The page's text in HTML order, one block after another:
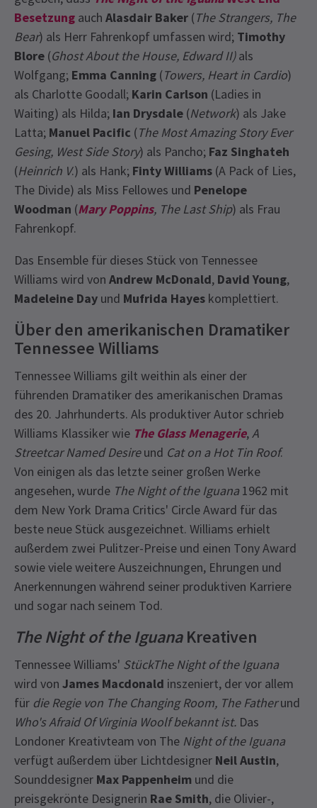
Besetzung auch Alasdair Baker (The Strangers, The
Bear) als Herr Fahrenkopf umfassen wird; Timothy
Blore (Ghost About the House, Edward II)als
Wolfgang; Emma Canning (Towers, Heart in Cardio)
als Charlotte Goodall; Karin Carlson (Ladies in
Waiting) als Hilda; Ian Drysdale (Network) als Jake
Latta; Manuel Pacific (The Most Amazing Story Ever
Gesing, West Side Story) als Pancho; Faz Singhateh
(Heinrich V.) als Hank; Finty Williams (A Pack of Lies,
The Divide) als Miss Fellowes und Penelope
Woodman (Mary Poppins, The Last Ship) als Frau
Fahrenkopf.
Das Ensemble für dieses Stück von Tennessee
Williams wird von Andrew McDonald, David Young,
Madeleine Day und Mufrida Hayes komplettiert.
Über den amerikanischen Dramatiker
Tennessee Williams
Tennessee Williams gilt weithin als einer der
führenden Dramatiker des amerikanischen Dramas
des 20. Jahrhunderts. Als produktiver Autor schrieb
Williams Klassiker wie The Glass Menagerie,A
Streetcar Named Desireund Cat on a Hot Tin Roof.
Von einigen als das letzte seiner großen Werke
angesehen, wurde The Night of the Iguana 1962 mit
dem New York Drama Critics' Circle Award für das
beste neue Stück ausgezeichnet. Williams erhielt
außerdem zwei Pulitzer-Preise und einen Tony Award
sowie viele weitere Auszeichnungen, Ehrungen und
Anerkennungen während seiner produktiven Karriere
und sogar nach seinem Tod.
The Night of the IguanaKreativen
Tennessee Williams' StückThe Night of the Iguana
wird von James Macdonald inszeniert, der vor allem
für die Regie von The Changing Room, The Fatherund
Who's Afraid Of Virginia Woolf bekannt ist. Das
Londoner Kreativteam von The Night of the Iguana
verfügt außerdem über Lichtdesigner Neil Austin,
Sounddesigner Max Pappenheim und die
preisgekrönte Designerin Rae Smith, die Olivier-,